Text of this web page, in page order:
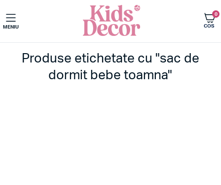
MENIU COS
0
Produse etichetate cu "sac de
dormit bebe toamna"